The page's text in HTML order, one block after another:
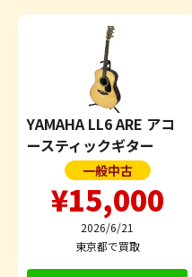
YAMAHA LL6 ARE アコ
ースティックギター
一般中古
¥15,000
2026/6/21
東京都で買取